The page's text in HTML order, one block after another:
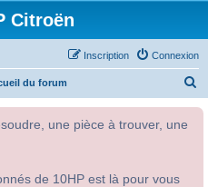
Citroën
Connexion
Inscription
du forum
une pièce à trouver, une
de 10HP est là pour vous